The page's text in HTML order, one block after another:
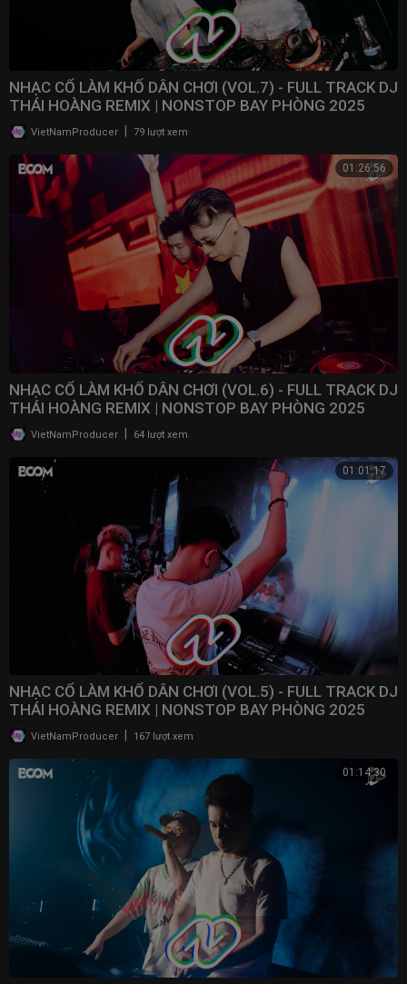
NHẠC CỔ LÀM KHỔ DÂN CHƠI (VOL.7) - FULL TRACK DJ
THÁI HOÀNG REMIX | NONSTOP BAY PHÒNG 2025
VietNamProducer 79 lượt xem
01:26:56
NHẠC CỔ LÀM KHỔ DÂN CHƠI (VOL.6) - FULL TRACK DJ
THÁI HOÀNG REMIX | NONSTOP BAY PHÒNG 2025
VietNamProducer | 64 lượt xem
01:01:17
NHẠC CỔ LÀM KHỔ DÂN CHƠI (VOL.5) - FULL TRACK DJ
THÁI HOÀNG REMIX | NONSTOP BAY PHÒNG 2025
VietNamProducer 167 lượt xem
01:14:30